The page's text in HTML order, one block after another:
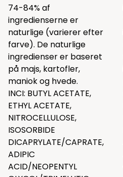
74-84% af
ingredienserne er
naturlige (varierer efter
farve). De naturlige
ingredienser er baseret
på majs, kartofler,
maniok og hvede.
INCI: BUTYL ACETATE,
ETHYL ACETATE,
NITROCELLULOSE,
ISOSORBIDE
DICAPRYLATE/CAPRATE,
ADIPIC
ACID/NEOPENTYL